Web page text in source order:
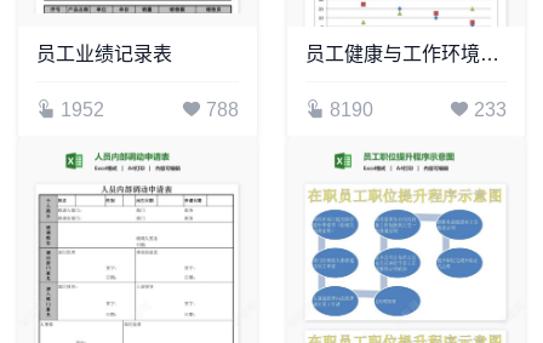
员工业绩记录表
1952 788
员工健康与工作环境关系图
8190 233